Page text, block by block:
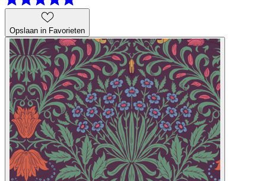
Opslaan in Favorieten